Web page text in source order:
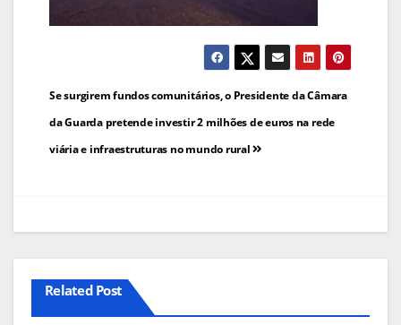
Navegação
de
artigos
Se surgirem fundos comunitários, o Presidente da Câmara
da Guarda pretende investir 2 milhões de euros na rede
viária e infraestruturas no mundo rural
Related Post